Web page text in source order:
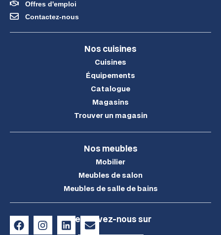
Offres d'emploi
Contactez-nous
Nos cuisines
Cuisines
Équipements
Catalogue
Magasins
Trouver un magasin
Nos meubles
Mobilier
Meubles de salon
Meubles de salle de bains
Retrouvez-nous sur